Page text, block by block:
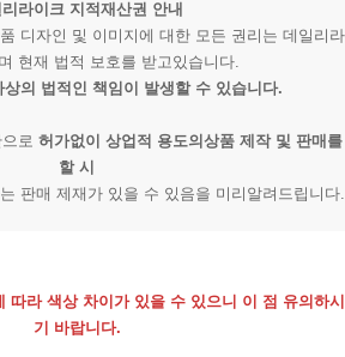
라이크 지적재산권 안내
디자인 및 이미지에 대한 모든 권리는 데일리라
현재 법적 보호를 받고있습니다.
의 법적인 책임이 발생할 수 있습니다.
로 허가없이 상업적 용도의상품 제작 및 판매를
할 시
판매 제재가 있을 수 있음을 미리알려드립니다.
라 색상 차이가 있을 수 있으니 이 점 유의하시
기 바랍니다.